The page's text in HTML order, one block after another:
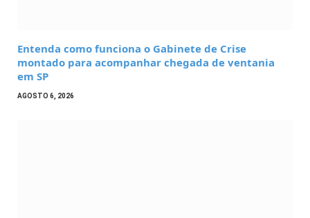
Entenda como funciona o Gabinete de Crise
montado para acompanhar chegada de ventania
em SP
AGOSTO 6, 2026